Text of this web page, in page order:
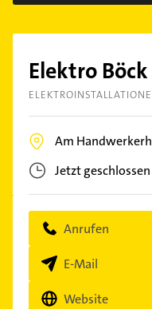
Elektro
Am
Jetzt geschlossen
Anrufen
E-Mail
Website